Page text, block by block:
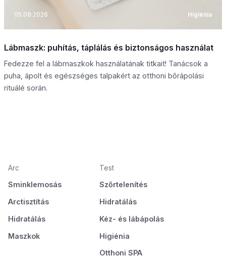
05.08.2026 Higiénia
Lábmaszk: puhítás, táplálás és biztonságos használat
Fedezze fel a lábmaszkok használatának titkait! Tanácsok a
puha, ápolt és egészséges talpakért az otthoni bőrápolási
rituálé során.
Arc
Sminklemosás
Arctisztítás
Hidratálás
Maszkok
Test
Szőrtelenítés
Hidratálás
Kéz- és lábápolás
Higiénia
Otthoni SPA